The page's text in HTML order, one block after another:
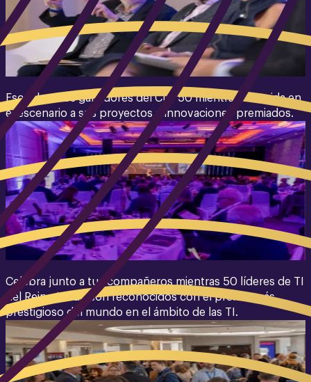
Escucha a los ganadores del CIO 50 mientras dan vida en
el escenario a sus proyectos e innovaciones premiados.
Celebra junto a tus compañeros mientras 50 líderes de TI
del Reino Unido son reconocidos con el premio más
prestigioso del mundo en el ámbito de las TI.